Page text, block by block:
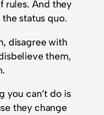
rules. And they
status quo.
disagree with
them,
you can’t do is
they change